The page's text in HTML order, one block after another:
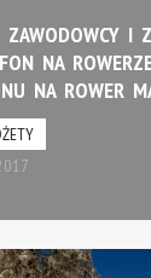
ZAWODOWCY I
NA
NA ROWER